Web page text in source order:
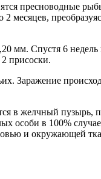
пресноводные
2 месяцев,
мм. Спустя 6
присоски.
Заражение
в желчный пузырь,
особи в 100%
и окружающей